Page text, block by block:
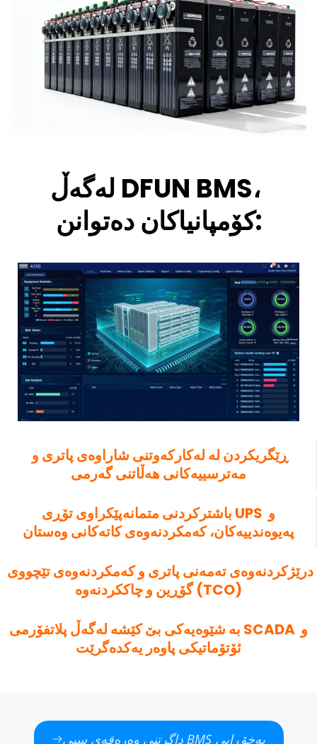
لەگەڵ DFUN BMS،
کۆمپانیاکان دەتوانن:
مەترسییەکانی هەڵاتنی گەرمی
باشترکردنی متمانەپێکراوی تۆڕی UPS و
پەیوەندییەکان، کەمکردنەوەی کاتەکانی وەستان
گۆڕین و چاککردنەوە (TCO)
بە شێوەیەکی بێ کێشە لەگەڵ پلاتفۆرمی SCADA و
ئۆتۆماتیکی پاوەر یەکدەگرێت
داگرتنی وەرەقەی سپی BMS بەخۆڕایی